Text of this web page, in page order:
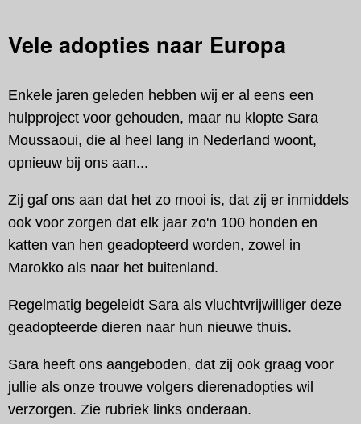
Vele adopties naar Europa
Enkele jaren geleden hebben wij er al eens een
hulpproject voor gehouden, maar nu klopte Sara
Moussaoui, die al heel lang in Nederland woont,
opnieuw bij ons aan...
Zij gaf ons aan dat het zo mooi is, dat zij er inmiddels
ook voor zorgen dat elk jaar zo'n 100 honden en
katten van hen geadopteerd worden, zowel in
Marokko als naar het buitenland.
Regelmatig begeleidt Sara als vluchtvrijwilliger deze
geadopteerde dieren naar hun nieuwe thuis.
Sara heeft ons aangeboden, dat zij ook graag voor
jullie als onze trouwe volgers dierenadopties wil
verzorgen. Zie rubriek links onderaan.